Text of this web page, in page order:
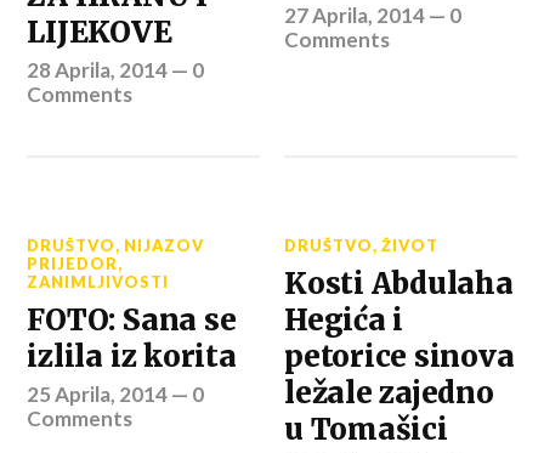
LIJEKOVE
28 Aprila, 2014— 0
Comments
27 Aprila, 2014— 0
Comments
DRUŠTVO, NIJAZOV
PRIJEDOR,
ZANIMLJIVOSTI
FOTO: Sana se
izlila iz korita
25 Aprila, 2014— 0
Comments
DRUŠTVO,ŽIVOT
Kosti Abdulaha
Hegića i
petorice sinova
ležale zajedno
u Tomašici